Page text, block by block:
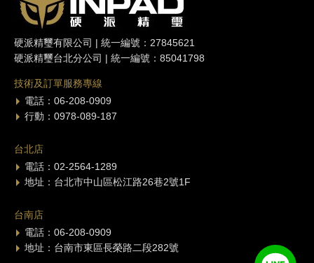
硬派精璽有限公司 | 統一編號：27845621
硬派精璽台北分公司 | 統一編號：85041798
技術及訂單服務專線
電話：06-208-0909
行動：0978-089-187
台北店
電話：02-2564-1289
地址：台北市中山區松江路26巷2號1F
台南店
電話：06-208-0909
地址：台南市東區長榮路二段282號